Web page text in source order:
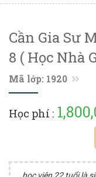
Cần Gia Sư
8 ( Học Nhà
Mã lớp: 1920
Học phí :
học viên 22 tuổi là